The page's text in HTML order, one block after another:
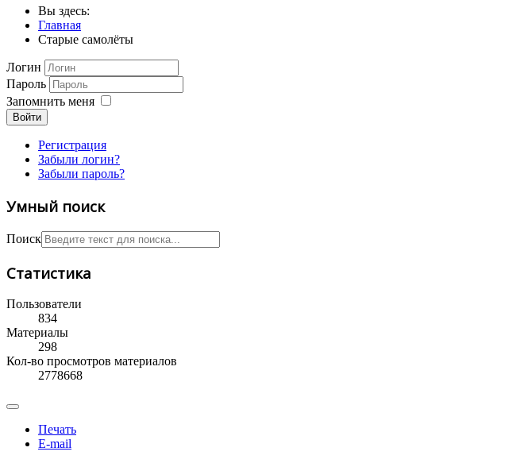
Вы здесь:
Главная
Старые самолёты
Логин
Пароль
Запомнить меня
Войти
Регистрация
Забыли логин?
Забыли пароль?
Умный поиск
Поиск
Статистика
Пользователи
834
Материалы
298
Кол-во просмотров материалов
2778668
Печать
E-mail